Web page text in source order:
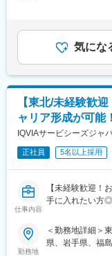
■「ゴアカルチャ
・個人で実績を
チームメンバー
め、安定的に長
・グローバル企
定されておりま
の年次調査で、
また、十数年連
良好さ・社風の
変更の範囲：会
・TV、CMでお
る当社で法務マ
・事業の急速な
て事業推進を可
設いたします。
■業務詳細：
・各種契約書（
作成・レビュー
・薬機法・景表
築、規制対応など
・社内規程の整
・知的財産（特
対応など）
・新規事業や海
可能性がありま
気にな
【東北/未経験歓
ャリア形成が可能
IQVIAサービシーズジャ
正社員 5名以上採用
仕事内容
【未経験歓迎！
手に入れたい方
パス豊富】
勤務地
＜勤務地詳細＞
県、岩手県、福